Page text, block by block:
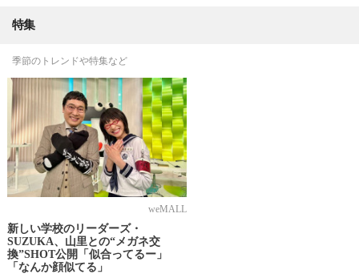
特集
季節のトレンドや特集など
weMALL
新しい学校のリーダーズ・
SUZUKA、山里との“メガネ交
換”SHOT公開「似合ってるー」
「なんか顔似てる」